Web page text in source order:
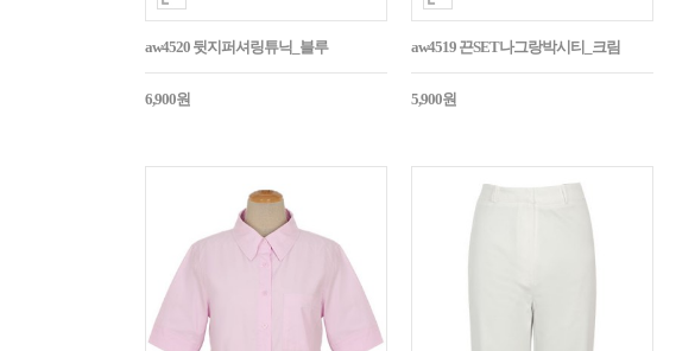
aw4520 뒷지퍼셔링튜닉_블루
6,900원
aw4519 끈SET나그랑박시티_크림
5,900원